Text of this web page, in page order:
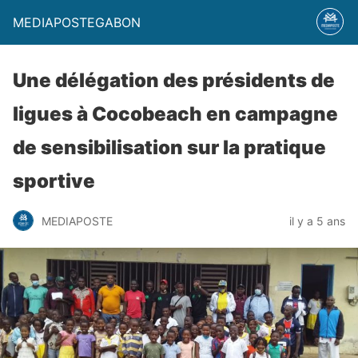
MEDIAPOSTEGABON
Une délégation des présidents de
ligues à Cocobeach en campagne
de sensibilisation sur la pratique
sportive
MEDIAPOSTE il y a 5 ans